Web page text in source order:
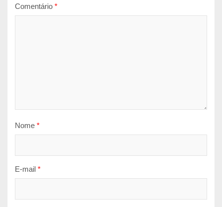
Comentário *
Nome *
E-mail *